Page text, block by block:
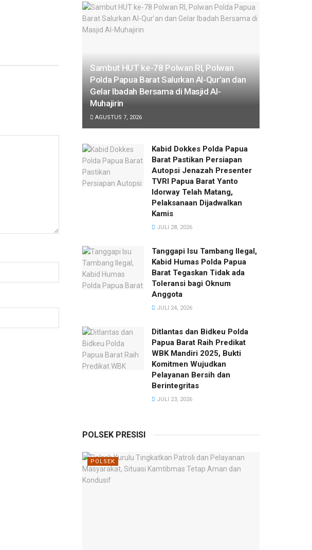
Sambut HUT ke-78 Polwan RI, Polwan
Polda Papua Barat Salurkan Al-Qur’an dan
Gelar Ibadah Bersama di Masjid Al-
Muhajirin
AGUSTUS 7, 2026
Kabid Dokkes Polda Papua
Barat Pastikan Persiapan
Autopsi Jenazah Presenter
TVRI Papua Barat Yanto
Idorway Telah Matang,
Pelaksanaan Dijadwalkan
Kamis
JULI 28, 2026
Tanggapi Isu Tambang Ilegal,
Kabid Humas Polda Papua
Barat Tegaskan Tidak ada
Toleransi bagi Oknum
Anggota
JULI 24, 2026
Ditlantas dan Bidkeu Polda
Papua Barat Raih Predikat
WBK Mandiri 2025, Bukti
Komitmen Wujudkan
Pelayanan Bersih dan
Berintegritas
JULI 23, 2026
POLSEK PRESISI
POLSEK